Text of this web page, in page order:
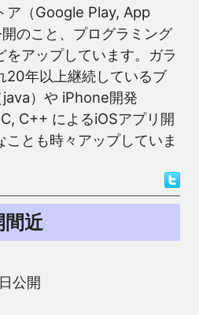
ア（Google Play, App
のこと、プログラミング
アップしています。ガラ
20年以上継続しているブ
）や iPhone開発
C++ によるiOSアプリ開
とも時々アップしていま
間近
公開